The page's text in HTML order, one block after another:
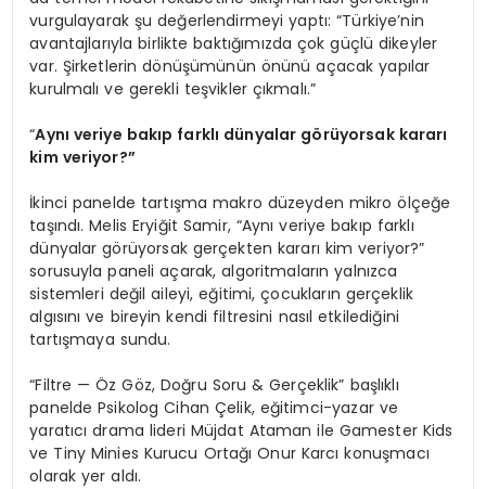
vurgulayarak şu değerlendirmeyi yaptı: “Türkiye’nin
avantajlarıyla birlikte baktığımızda çok güçlü dikeyler
var. Şirketlerin dönüşümünün önünü açacak yapılar
kurulmalı ve gerekli teşvikler çıkmalı.”
“Aynı veriye bakıp farklı dünyalar görüyorsak kararı
kim veriyor?”
İkinci panelde tartışma makro düzeyden mikro ölçeğe
taşındı. Melis Eryiğit Samir, “Aynı veriye bakıp farklı
dünyalar görüyorsak gerçekten kararı kim veriyor?”
sorusuyla paneli açarak, algoritmaların yalnızca
sistemleri değil aileyi, eğitimi, çocukların gerçeklik
algısını ve bireyin kendi filtresini nasıl etkilediğini
tartışmaya sundu.
“Filtre — Öz Göz, Doğru Soru & Gerçeklik” başlıklı
panelde Psikolog Cihan Çelik, eğitimci-yazar ve
yaratıcı drama lideri Müjdat Ataman ile Gamester Kids
ve Tiny Minies Kurucu Ortağı Onur Karcı konuşmacı
olarak yer aldı.